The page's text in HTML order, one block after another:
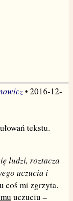
• 2016-12-
tekstu.
ludzi, roztacza
uczucia i
coś mi zgrzyta.
uczuciu –